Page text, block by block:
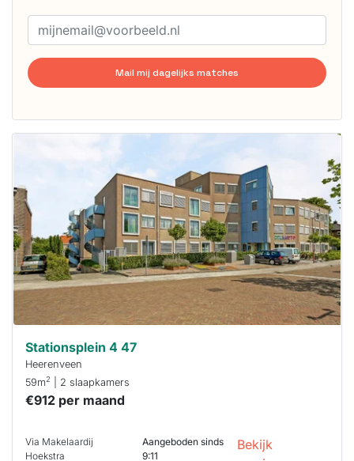
Mail mij dagelijks matches
maken moet je
binnen 15
minuten
reageren.
Stekkies helpt
je hierbij!
Stationsplein 4 47
Heerenveen
59m2 | 2 slaapkamers
€912 per maand
Via Makelaardij
Hoekstra
Aangeboden sinds
9:11
Bekijk